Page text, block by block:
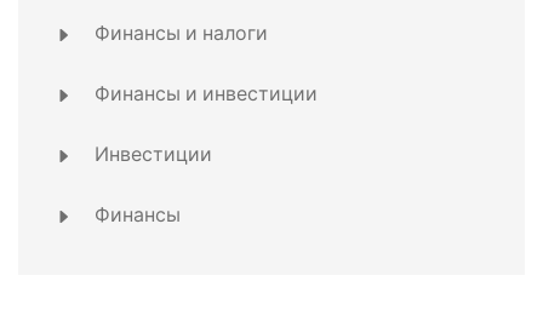
Финансы и налоги
Финансы и инвестиции
Инвестиции
Финансы